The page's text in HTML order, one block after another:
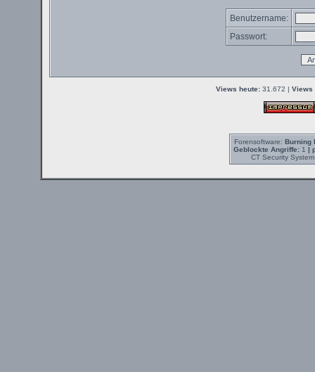
Benutzername:
Passwort:
Views heute: 31.672 | Views
Forensoftware: Burning
Geblockte Angriffe:1 |
CT Security